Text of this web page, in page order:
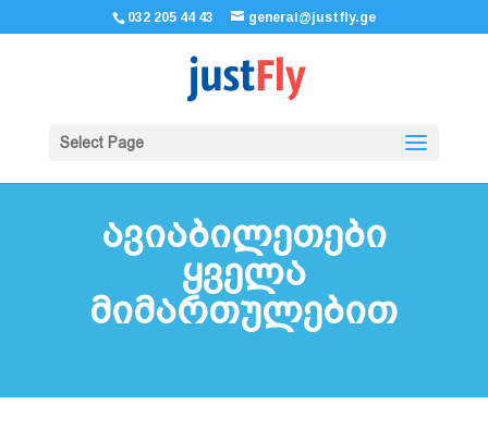
032 205 44 43 general@justfly.ge
Select Page
ავიაბილეთები
ყველა
მიმართულებით